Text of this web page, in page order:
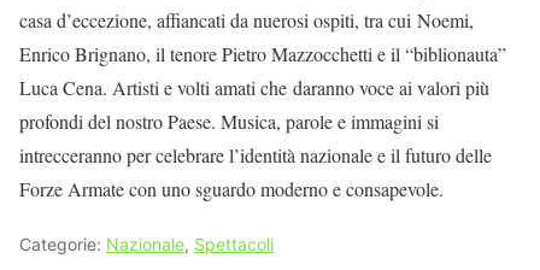
casa d’eccezione, affiancati da nuerosi ospiti, tra cui Noemi,
Enrico Brignano, il tenore Pietro Mazzocchetti e il “biblionauta”
Luca Cena. Artisti e volti amati che daranno voce ai valori più
profondi del nostro Paese. Musica, parole e immagini si
intrecceranno per celebrare l’identità nazionale e il futuro delle
Forze Armate con uno sguardo moderno e consapevole.
Categorie: Nazionale, Spettacoli